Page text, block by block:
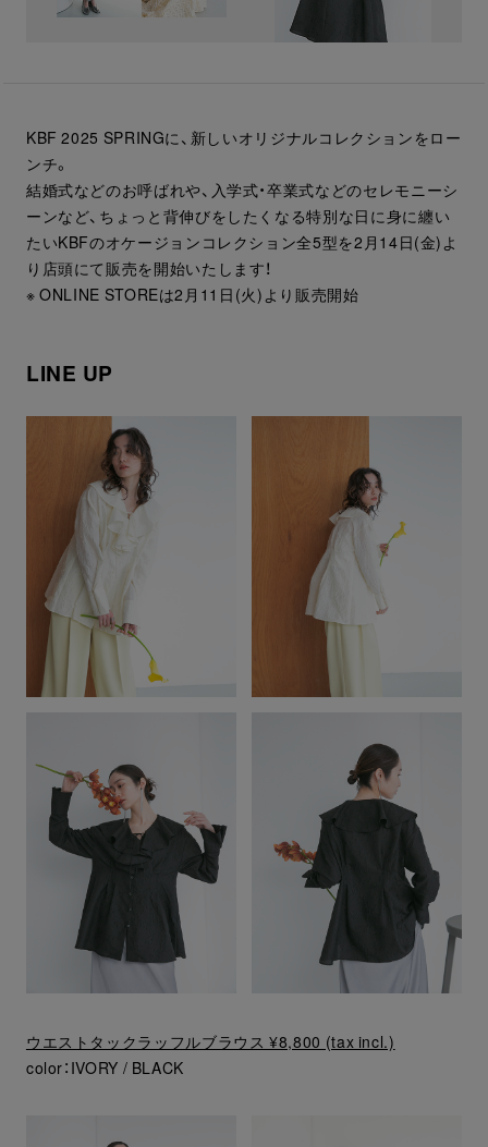
KBF 2025 SPRINGに、新しいオリジナルコレクションをロー
ンチ。
結婚式などのお呼ばれや、入学式・卒業式などのセレモニーシ
ーンなど、ちょっと背伸びをしたくなる特別な日に身に纏い
たいKBFのオケージョンコレクション全5型を2月14日(金)よ
り店頭にて販売を開始いたします！
※ ONLINE STOREは2月11日(火)より販売開始
LINE UP
ウエストタックラッフルブラウス ¥8,800 (tax incl.)
color：IVORY / BLACK